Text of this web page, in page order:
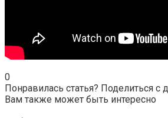
0
Понравилась статья? Поделиться с
Вам также может быть интересно